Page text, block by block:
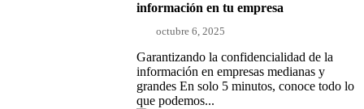
información en tu empresa
octubre 6, 2025
Garantizando la confidencialidad de la
información en empresas medianas y
grandes En solo 5 minutos, conoce todo lo
que podemos...